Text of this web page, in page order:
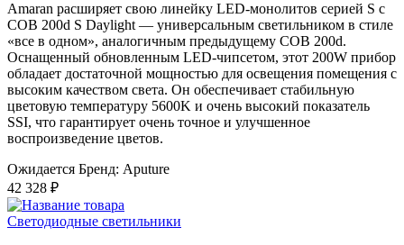
Amaran расширяет свою линейку LED-монолитов серией S с
COB 200d S Daylight — универсальным светильником в стиле
«все в одном», аналогичным предыдущему COB 200d.
Оснащенный обновленным LED-чипсетом, этот 200W прибор
обладает достаточной мощностью для освещения помещения с
высоким качеством света. Он обеспечивает стабильную
цветовую температуру 5600K и очень высокий показатель
SSI, что гарантирует очень точное и улучшенное
воспроизведение цветов.
Ожидается Бренд: Aputure
42 328 ₽
Светодиодные светильники